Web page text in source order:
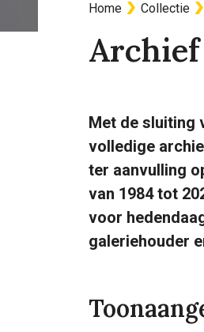
Home Collectie
Met de sluiting
volledige
ter aanvulling
van 1984 tot
voor
galeriehouder